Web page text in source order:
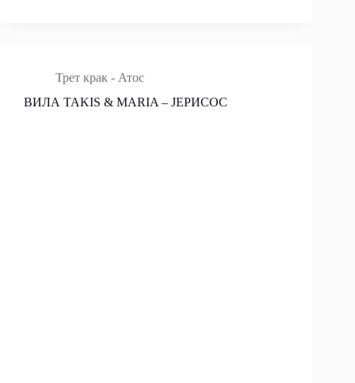
Трет крак - Атос
ВИЛА TAKIS & MARIA – ЈЕРИСОС